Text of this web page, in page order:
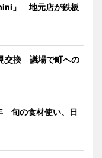
」 地元店が鉄板
交換 議場で町への
旬の食材使い、日